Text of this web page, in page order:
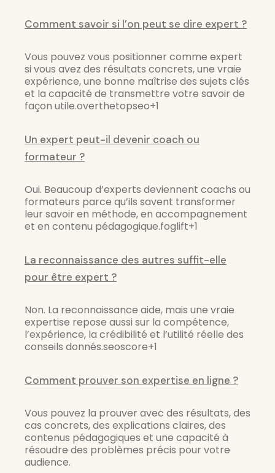
Comment savoir si l’on peut se dire expert ?
Vous pouvez vous positionner comme expert
si vous avez des résultats concrets, une vraie
expérience, une bonne maîtrise des sujets clés
et la capacité de transmettre votre savoir de
façon utile.overthetopseo+1
Un expert peut-il devenir coach ou
formateur ?
Oui. Beaucoup d’experts deviennent coachs ou
formateurs parce qu’ils savent transformer
leur savoir en méthode, en accompagnement
et en contenu pédagogique.foglift+1
La reconnaissance des autres suffit-elle
pour être expert ?
Non. La reconnaissance aide, mais une vraie
expertise repose aussi sur la compétence,
l’expérience, la crédibilité et l’utilité réelle des
conseils donnés.seoscore+1
Comment prouver son expertise en ligne ?
Vous pouvez la prouver avec des résultats, des
cas concrets, des explications claires, des
contenus pédagogiques et une capacité à
résoudre des problèmes précis pour votre
audience.